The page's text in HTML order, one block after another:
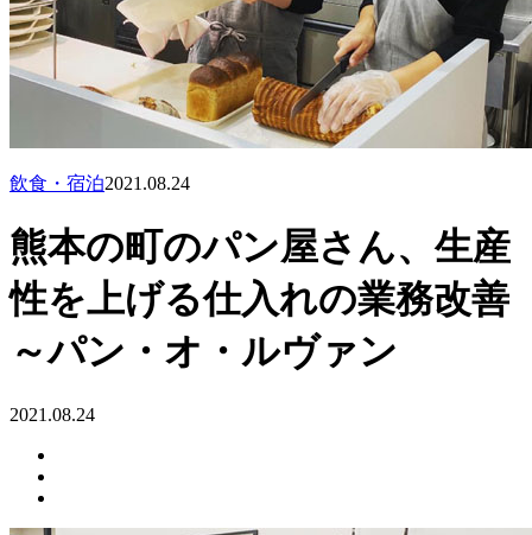
飲食・宿泊2021.08.24
熊本の町のパン屋さん、生産
性を上げる仕入れの業務改善
～パン・オ・ルヴァン
2021.08.24